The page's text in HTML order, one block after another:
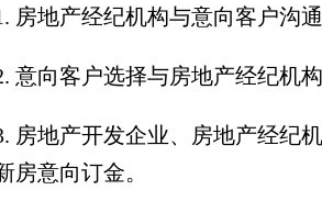
地产经纪机构与意向客户沟通
向客户选择与房地产经纪机构
地产开发企业、房地产经纪机
房意向订金。